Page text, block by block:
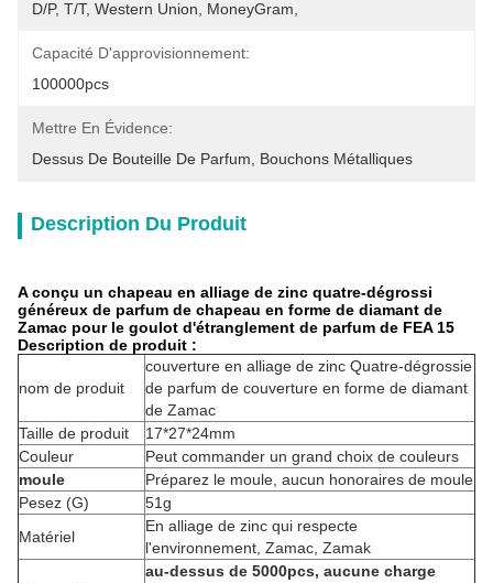
D/P, T/T, Western Union, MoneyGram,
Capacité D'approvisionnement:
100000pcs
Mettre En Évidence:
Dessus De Bouteille De Parfum
Bouchons Métalliques
Description Du Produit
A conçu un chapeau en alliage de zinc quatre-dégrossi
généreux de parfum de chapeau en forme de diamant de
Zamac pour le goulot d'étranglement de parfum de FEA 15
Description de produit :
nom de produit
couverture en alliage de zinc Quatre-dégrossie
de parfum de couverture en forme de diamant
de Zamac
Taille de produit
17*27*24mm
Couleur
Peut commander un grand choix de couleurs
moule
Préparez le moule, aucun honoraires de moule
Pesez (G)
51g
Matériel
En alliage de zinc qui respecte
l'environnement, Zamac, Zamak
au-dessus de 5000pcs, aucune charge